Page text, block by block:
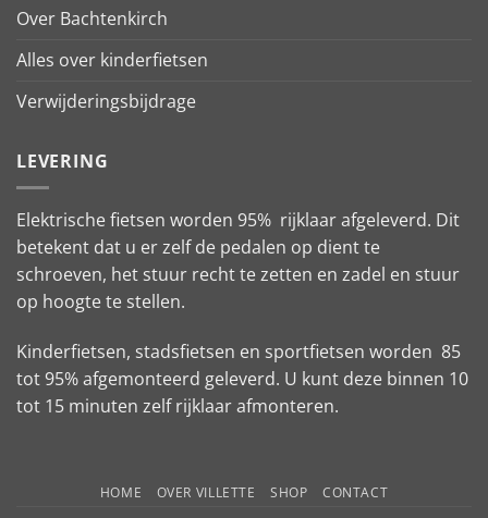
Over Bachtenkirch
Alles over kinderfietsen
Verwijderingsbijdrage
LEVERING
Elektrische fietsen worden 95% rijklaar afgeleverd. Dit
betekent dat u er zelf de pedalen op dient te
schroeven, het stuur recht te zetten en zadel en stuur
op hoogte te stellen.
Kinderfietsen, stadsfietsen en sportfietsen worden 85
tot 95% afgemonteerd geleverd. U kunt deze binnen 10
tot 15 minuten zelf rijklaar afmonteren.
HOME OVER VILLETTE SHOP CONTACT